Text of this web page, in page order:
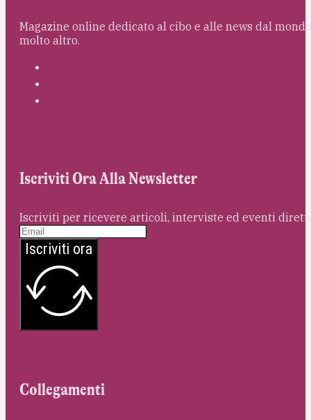
Magazine online dedicato al cibo e alle news dal
molto altro.
Iscriviti Ora Alla Newsletter
Iscriviti per ricevere articoli, interviste ed eventi
Iscriviti ora
Collegamenti